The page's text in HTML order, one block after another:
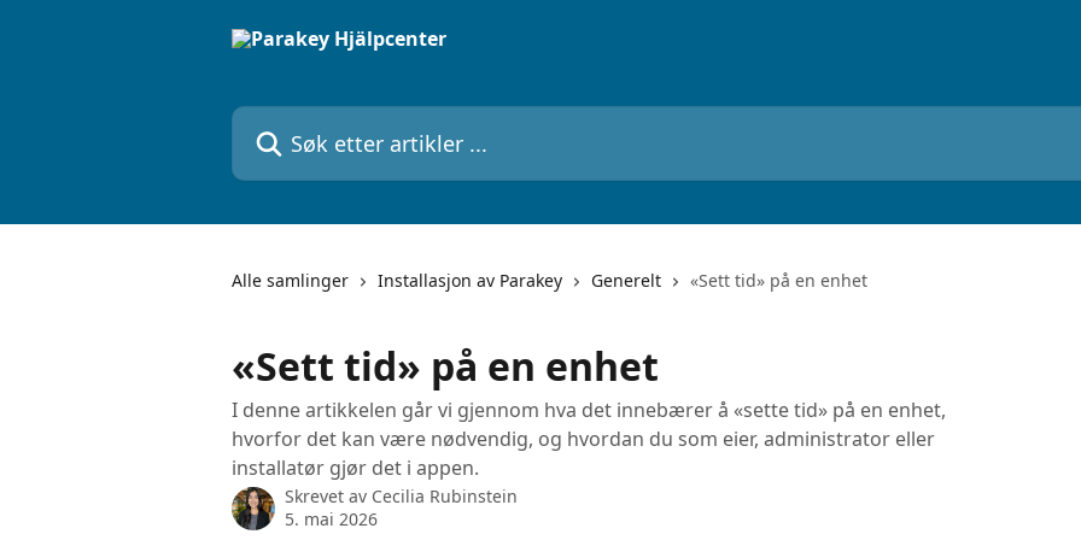
Søk etter artikler ...
Alle samlinger Installasjon av Parakey Generelt «Sett tid» på en enhet
«Sett tid» på en enhet
I denne artikkelen går vi gjennom hva det innebærer å «sette tid» på en enhet,
hvorfor det kan være nødvendig, og hvordan du som eier, administrator eller
installatør gjør det i appen.
Skrevet av Cecilia Rubinstein
5. mai 2026